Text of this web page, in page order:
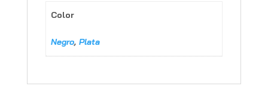
Color
Negro, Plata